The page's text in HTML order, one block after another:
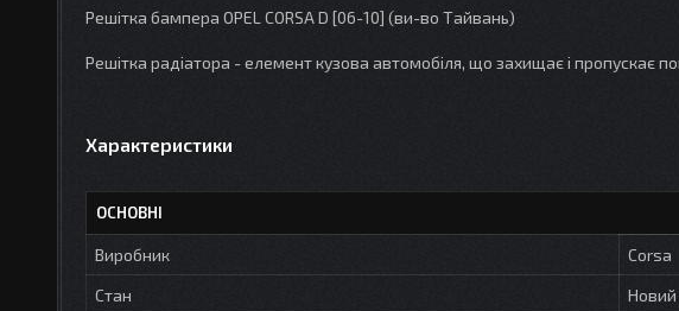
Решітка бампера OPEL CORSA D [06-10] (ви-во Тайвань)
Решітка радіатора - елемент кузова автомобіля, що захищає і пропускає
Характеристики
ОСНОВНІ
Виробник
Corsa
Стан
Новий